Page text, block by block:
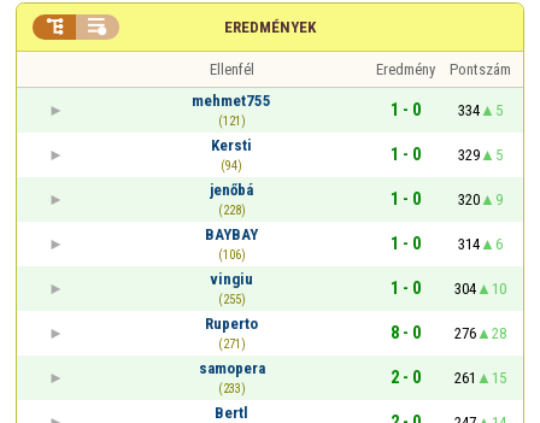
EREDMÉNYEK
 
Ellenfél Eredmény
Pontszám
mehmet755
(121)
1 - 0 334
5
Kersti
(94)
1 - 0 329
5
jenőbá
(228)
1 - 0 320
9
BAYBAY
(106)
1 - 0 314
6
vingiu
(255)
1 - 0 304
10
Ruperto
(271)
8 - 0 276
28
samopera
(233)
2 - 0 261
15
Bertl